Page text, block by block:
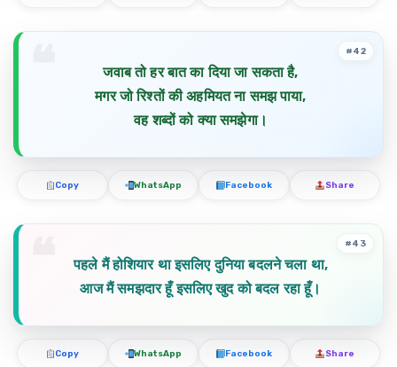
जवाब तो हर बात का दिया जा सकता है,
मगर जो रिश्तों की अहमियत ना समझ पाया,
वह शब्दों को क्या समझेगा।
#42
Copy WhatsApp Facebook Share
पहले मैं होशियार था इसलिए दुनिया बदलने चला था,
आज मैं समझदार हूँ इसलिए खुद को बदल रहा हूँ।
#43
Copy WhatsApp Facebook Share